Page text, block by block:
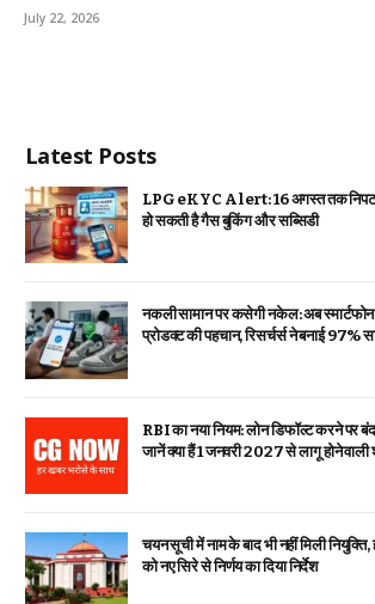
July 22, 2026
Latest Posts
LPG eKYC Alert: 16 अगस्त तक निपटा
हो सकती है गैस बुकिंग और सब्सिडी
नकली सामान पर कसेगी नकेल: अब
प्रोडक्ट की पहचान, रिसर्चर्स ने बनाई
RBI का नया नियम: लोन डिफॉल्ट करने पर
जानें क्या हैं 1 जनवरी 2027 से लागू होने वाली
चयन सूची में नाम के बाद भी नहीं मिली नियुक्ति,
को नए सिरे से निर्णय का दिया निर्देश